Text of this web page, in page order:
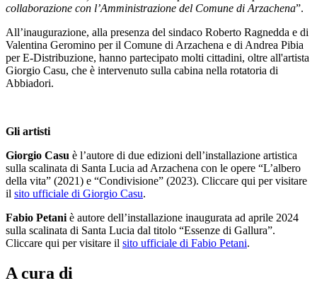
collaborazione con l’Amministrazione del Comune di Arzachena”.
All’inaugurazione, alla presenza del sindaco Roberto Ragnedda e di
Valentina Geromino per il Comune di Arzachena e di Andrea Pibia
per E-Distribuzione, hanno partecipato molti cittadini, oltre all'artista
Giorgio Casu, che è intervenuto sulla cabina nella rotatoria di
Abbiadori.
Gli artisti
Giorgio Casu è l’autore di due edizioni dell’installazione artistica
sulla scalinata di Santa Lucia ad Arzachena con le opere “L’albero
della vita” (2021) e “Condivisione” (2023). Cliccare qui per visitare
il sito ufficiale di Giorgio Casu.
Fabio Petani è autore dell’installazione inaugurata ad aprile 2024
sulla scalinata di Santa Lucia dal titolo “Essenze di Gallura”.
Cliccare qui per visitare il sito ufficiale di Fabio Petani.
A cura di